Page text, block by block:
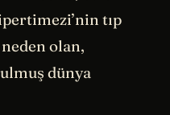
tıp
olan,
dünya